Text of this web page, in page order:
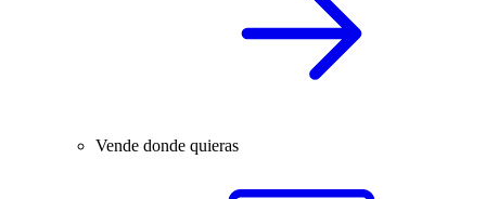
Vende donde quieras